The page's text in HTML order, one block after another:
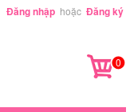
Đăng nhập hoặc Đăng ký
0